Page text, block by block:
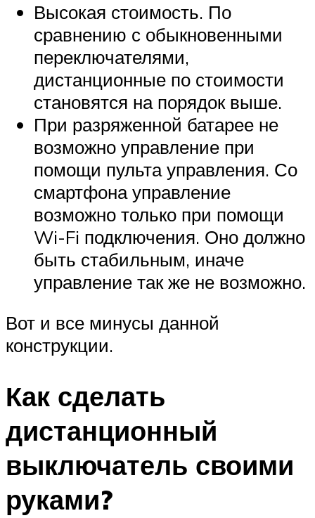
Высокая стоимость. По
сравнению с обыкновенными
переключателями,
дистанционные по стоимости
становятся на порядок выше.
При разряженной батарее не
возможно управление при
помощи пульта управления. Со
смартфона управление
возможно только при помощи
Wi-Fi подключения. Оно должно
быть стабильным, иначе
управление так же не возможно.
Вот и все минусы данной
конструкции.
Как сделать
дистанционный
выключатель своими
руками?